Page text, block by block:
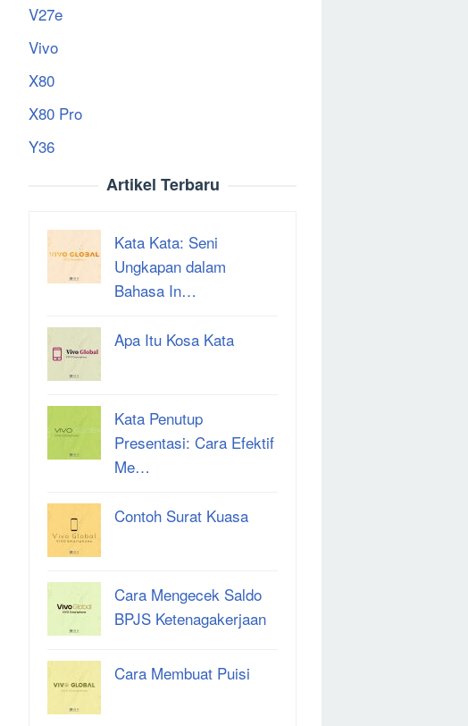
V27e
Vivo
X80
X80 Pro
Y36
Artikel Terbaru
Kata Kata: Seni
Ungkapan dalam
Bahasa In…
Apa Itu Kosa Kata
Kata Penutup
Presentasi: Cara Efektif
Me…
Contoh Surat Kuasa
Cara Mengecek Saldo
BPJS Ketenagakerjaan
Cara Membuat Puisi